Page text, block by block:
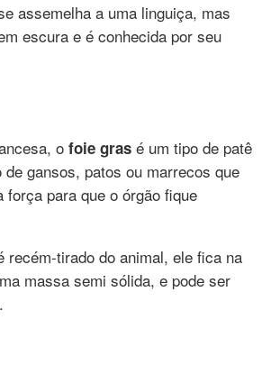
assemelha a uma linguiça, mas
escura e é conhecida por seu
o foie gras é um tipo de patê
gansos, patos ou marrecos que
força para que o órgão fique
recém-tirado do animal, ele fica na
massa semi sólida, e pode ser